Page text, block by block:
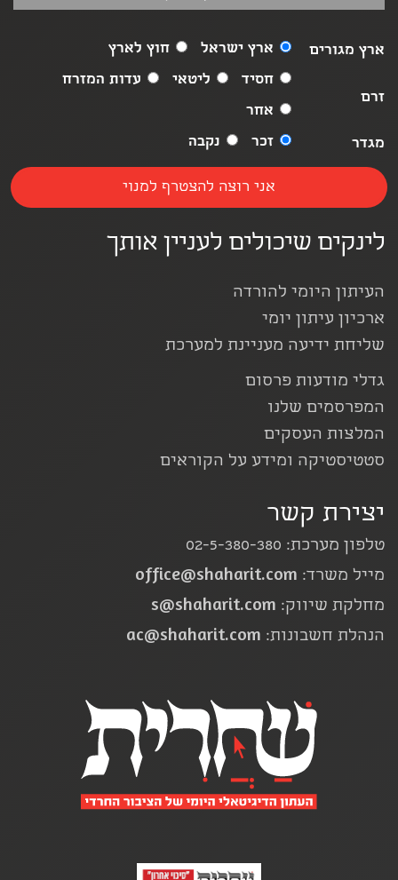
ארץ מגורים ארץ ישראל חוץ לארץ
זרם
חסיד ליטאי
עדות המזרח
אחר
מגדר
זכר נקבה
לינקים שיכולים לעניין אותך
העיתון היומי להורדה
ארכיון עיתון יומי
שליחת ידיעה מעניינת למערכת
גדלי מודעות פרסום
המפרסמים שלנו
המלצות העסקים
סטטיסטיקה ומידע על הקוראים
יצירת קשר
טלפון מערכת: 02-5-380-380
מייל משרד: office@shaharit.com
מחלקת שיווק: s@shaharit.com
הנהלת חשבונות: ac@shaharit.com